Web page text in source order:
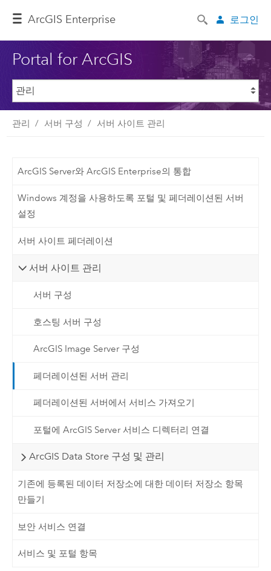
ArcGIS Enterprise 로그인
Portal for ArcGIS
관리 서버 구성 서버 사이트 관리
ArcGIS Server와 ArcGIS Enterprise의 통합
Windows 계정을 사용하도록 포털 및 페더레이션된 서버
설정
서버 사이트 페더레이션
서버 사이트 관리
서버 구성
호스팅 서버 구성
ArcGIS Image Server 구성
페더레이션된 서버 관리
페더레이션된 서버에서 서비스 가져오기
포털에 ArcGIS Server 서비스 디렉터리 연결
ArcGIS Data Store 구성 및 관리
기존에 등록된 데이터 저장소에 대한 데이터 저장소 항목
만들기
보안 서비스 연결
서비스 및 포털 항목